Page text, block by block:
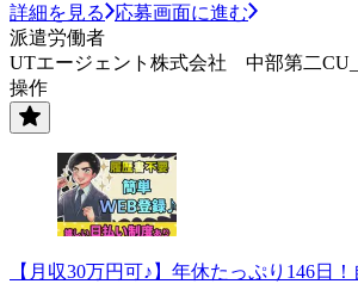
詳細を見る
応募画面に進む
派遣労働者
UTエージェント株式会社 中部第二
操作
【月収30万円可♪】年休たっぷり146日